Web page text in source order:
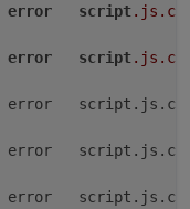
error script.js
error script.js
error
error
error